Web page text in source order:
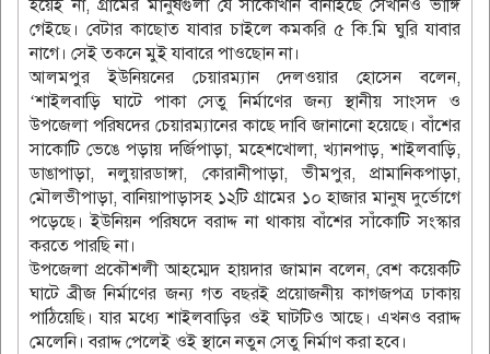
হয়েই না, গ্রামের মানুষগুলা যে সাঁকোখান বানাইছে সেখানও ভাঙ্গি
গেইছে। বেটার কাছোত যাবার চাইলে কমকরি ৫ কি.মি ঘুরি যাবার
নাগে। সেই তকনে মুই যাবারে পাওছোন না।
আলমপুর ইউনিয়নের চেয়ারম্যান দেলওয়ার হোসেন বলেন,
‘শাইলবাড়ি ঘাটে পাকা সেতু নির্মাণের জন্য স্থানীয় সাংসদ ও
উপজেলা পরিষদের চেয়ারম্যানের কাছে দাবি জানানো হয়েছে। বাঁশের
সাকোটি ভেঙে পড়ায় দর্জিপাড়া, মহেশখোলা, খ্যানপাড়, শাইলবাড়ি,
ডাঙাপাড়া, নলুয়ারডাঙ্গা, কোরানীপাড়া, ভীমপুর, প্রামানিকপাড়া,
মৌলভীপাড়া, বানিয়াপাড়াসহ ১২টি গ্রামের ১০ হাজার মানুষ দুর্ভোগে
পড়েছে। ইউনিয়ন পরিষদে বরাদ্দ না থাকায় বাঁশের সাঁকোটি সংস্কার
করতে পারছি না।
উপজেলা প্রকৌশলী আহম্মেদ হায়দার জামান বলেন, বেশ কয়েকটি
ঘাটে ব্রীজ নির্মাণের জন্য গত বছরই প্রয়োজনীয় কাগজপত্র ঢাকায়
পাঠিয়েছি। যার মধ্যে শাইলবাড়ির ওই ঘাটটিও আছে। এখনও বরাদ্দ
মেলেনি। বরাদ্দ পেলেই ওই স্থানে নতুন সেতু নির্মাণ করা হবে।